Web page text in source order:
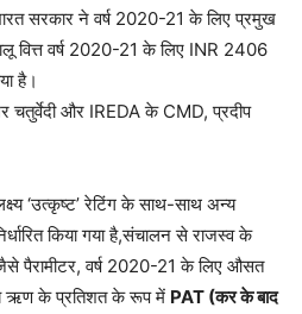
सरकार ने वर्ष 2020-21 के लिए प्रमुख
वित्त वर्ष 2020-21 के लिए INR 2406
है।
और IREDA के CMD, प्रदीप
‘उत्कृष्ट’ रेटिंग के साथ-साथ अन्य
किया गया है,संचालन से राजस्व के
पैरामीटर, वर्ष 2020-21 के लिए औसत
ऋण के प्रतिशत के रूप में PAT (कर के बाद